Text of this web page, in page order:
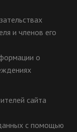
и членов его
о
сайта
с помощью